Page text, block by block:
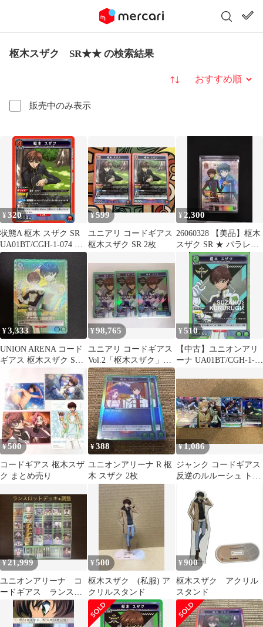
枢木スザク SR★★ の検索結果
販売中のみ表示
並び替え
¥320
状態A 枢木 スザク SR
UA01BT/CGH-1-074 ユ
ニオンアリーナ UNION
ARENA ユニアリ
¥599
ユニアリ コードギアス
枢木スザク SR 2枚
¥ 2,300
26060328 【美品】枢木
スザク SR ★ パラレル
ユニオンアリーナ コー
ドギアス
¥3,333
UNION ARENA コード
ギアス 枢木スザク SR
パラレル 星1
¥98,765
ユニアリ コードギアス
Vol.2「枢木スザク」
SR（スーパーレア）３
枚セット
¥510
【中古】ユニオンアリ
ーナ UA01BT/CGH-1-
ザク
¥500
コードギアス 枢木スザ
ク まとめ売り
¥388
ユニオンアリーナ R 枢
木 スザク 2枚
¥1,086
ジャンク コードギアス
反逆のルルーシュ トレ
セット
¥21,999
ユニオンアリーナ コ
ードギアス ランスロ
ットデッキ
¥500
枢木スザク (私服) ア
クリルスタンド
¥ 900
枢木スザク アクリル
スタンド